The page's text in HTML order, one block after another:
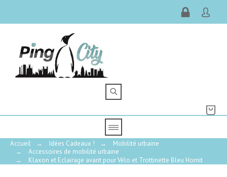
Accueil → Idées Cadeaux ! →
Mobilité urbaine
→
Accessoires de mobilité urbaine
→
Klaxon et Eclairage avant pour Vélo et Trottinette Bleu Hornit